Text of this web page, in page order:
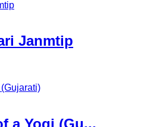
Janmtip